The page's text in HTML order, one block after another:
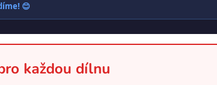
😊
každou dílnu